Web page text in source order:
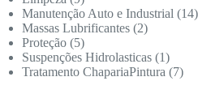
Manutenção Auto e Industrial
14
Massas Lubrificantes 2
Proteção 5
Suspenções Hidrolasticas 1
Tratamento ChapariaPintura
7